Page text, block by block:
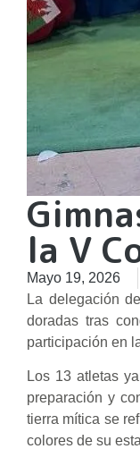
la V
Mayo 19, 2026
La delegación
doradas tras
participación en
Los 13 atletas
preparación y
tierra mítica se
colores de su